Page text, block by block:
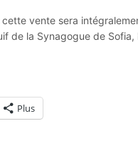
vente sera
de la Synagogue de
Plus